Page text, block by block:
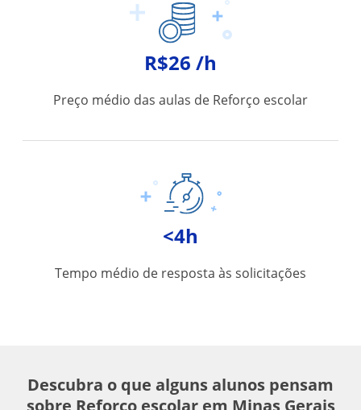
R$26 /h
Preço médio das aulas de Reforço escolar
<4h
Tempo médio de resposta às solicitações
Descubra o que alguns alunos pensam
sobre Reforço escolar em Minas Gerais